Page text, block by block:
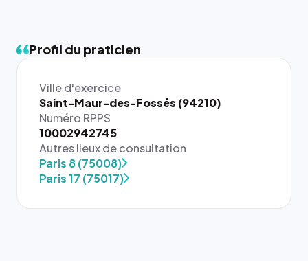
Profil du praticien
Ville d'exercice
Saint-Maur-des-Fossés (94210)
Numéro RPPS
10002942745
Autres lieux de consultation
Paris 8 (75008)
Paris 17 (75017)
{# 40×40
: la taille
rendue par
`.profile-